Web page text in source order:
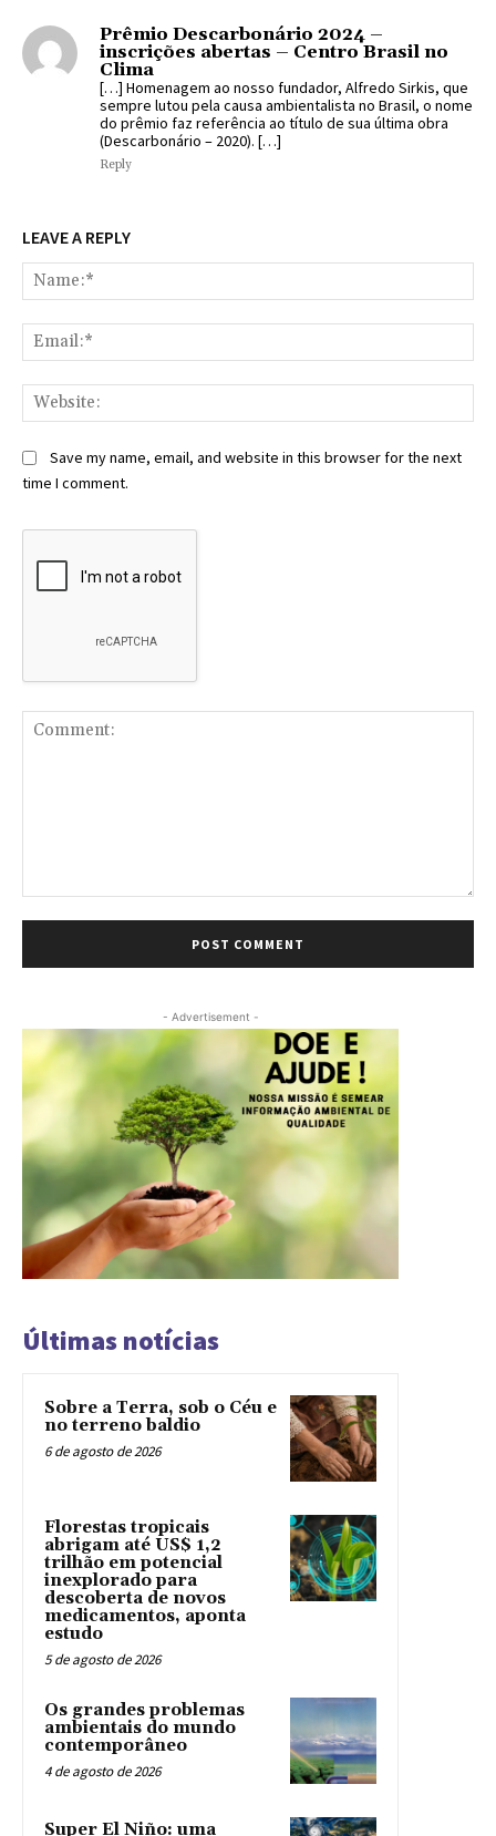
Prêmio Descarbonário 2024 –
inscrições abertas – Centro Brasil no
Clima
[…] Homenagem ao nosso fundador, Alfredo Sirkis, que
sempre lutou pela causa ambientalista no Brasil, o nome
do prêmio faz referência ao título de sua última obra
(Descarbonário – 2020). […]
Reply
LEAVE A REPLY
Save my name, email, and website in this browser for the next
time I comment.
- Advertisement -
Últimas notícias
Sobre a Terra, sob o Céu e
no terreno baldio
6 de agosto de 2026
Florestas tropicais
abrigam até US$ 1,2
trilhão em potencial
inexplorado para
descoberta de novos
medicamentos, aponta
estudo
5 de agosto de 2026
Os grandes problemas
ambientais do mundo
contemporâneo
4 de agosto de 2026
Super El Niño: uma